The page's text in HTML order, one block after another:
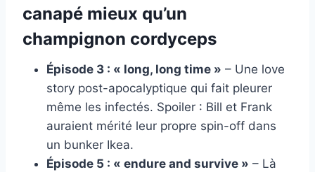
canapé mieux qu’un
champignon cordyceps
Épisode 3 : « long, long time » – Une love
story post-apocalyptique qui fait pleurer
même les infectés. Spoiler : Bill et Frank
auraient mérité leur propre spin-off dans
un bunker Ikea.
Épisode 5 : « endure and survive » – Là